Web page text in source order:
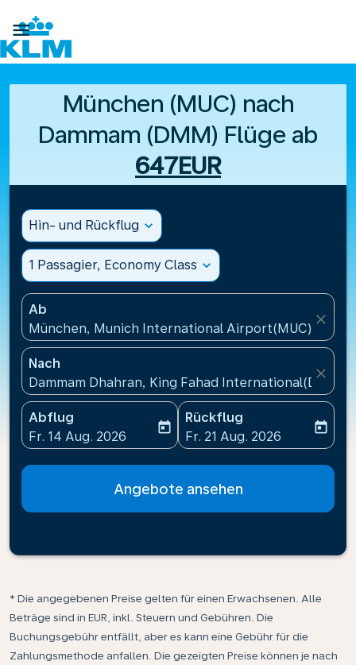

München (MUC) nach
Dammam (DMM) Flüge ab
647EUR
Hin- und Rückflug expand_more
1 Passagier, Economy Class expand_more
Ab
München, Munich International Airport(MUC),
close
Nach
Dammam Dhahran, King Fahad International(DMM),
close
Abflug
fc-booking-departure-date-aria-label
Fr. 14 Aug. 2026
today
Rückflug
fc-booking-return-date-
Fr. 21 Aug. 2026
today
Angebote ansehen
* Die angegebenen Preise gelten für einen Erwachsenen. Alle
Beträge sind in EUR, inkl. Steuern und Gebühren. Die
Buchungsgebühr entfällt, aber es kann eine Gebühr für die
Zahlungsmethode anfallen. Die gezeigten Preise können je nach